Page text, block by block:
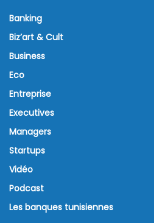
Banking
Biz’art & Cult
Business
Eco
Entreprise
Executives
Managers
Startups
Vidéo
Podcast
Les banques tunisiennes